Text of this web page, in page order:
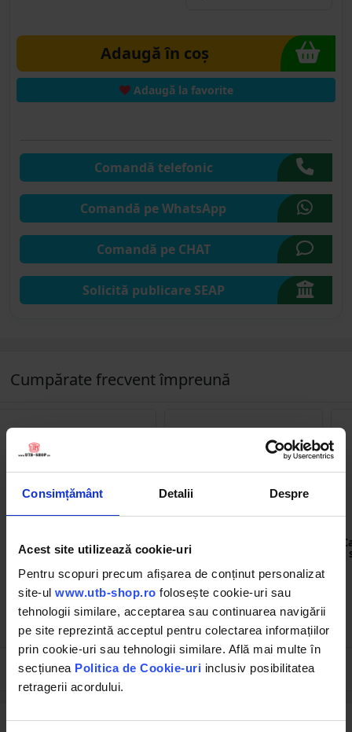
Consimțământ Detalii Despre
Acest site utilizează cookie-uri
Pentru scopuri precum afișarea de conținut personalizat
site-ul www.utb-shop.ro folosește cookie-uri sau
tehnologii similare, acceptarea sau continuarea navigării
pe site reprezintă acceptul pentru colectarea informațiilor
prin cookie-uri sau tehnologii similare. Află mai multe în
secțiunea Politica de Cookie-uri inclusiv posibilitatea
retragerii acordului.
Adaugă în coș
Adaugă la favorite
Comandă telefonic
Comandă pe WhatsApp
Comandă pe CHAT
Solicită publicare SEAP
Cumpărate frecvent împreună
Cap buton comanda alb
sageata sus Ø 22mm ZBE
3.64 RON
Cap buton comanda verde
cu capac de protectie Ø
Germany
2.37 RON